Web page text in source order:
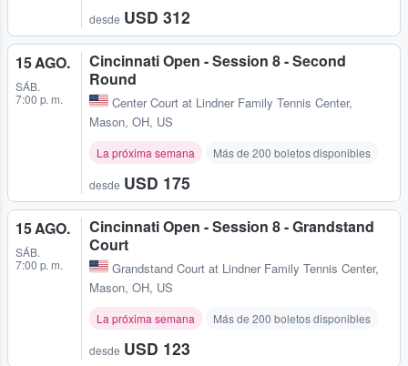
desde USD 312
15 AGO.
SÁB.
7:00 p. m.
Cincinnati Open - Session 8 - Second
Round
Center Court at Lindner Family Tennis Center,
Mason, OH, US
La próxima semana Más de 200 boletos disponibles
desde USD 175
15 AGO.
SÁB.
7:00 p. m.
Cincinnati Open - Session 8 - Grandstand
Court
Grandstand Court at Lindner Family Tennis Center,
Mason, OH, US
La próxima semana Más de 200 boletos disponibles
desde USD 123